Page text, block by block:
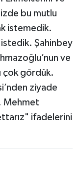
bu mutlu
istemedik.
Şahinbey
ve
çok gördük.
ziyade
Mehmet
ifadelerini